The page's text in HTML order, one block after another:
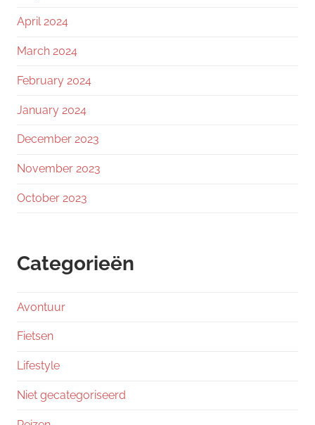
April 2024
March 2024
February 2024
January 2024
December 2023
November 2023
October 2023
Categorieën
Avontuur
Fietsen
Lifestyle
Niet gecategoriseerd